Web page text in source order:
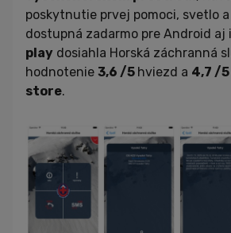
poskytnutie prvej pomoci, svetlo a
dostupná zadarmo pre Android aj
play dosiahla Horská záchranná
hodnotenie 3,6 /5 hviezd a 4,7 /5
store.